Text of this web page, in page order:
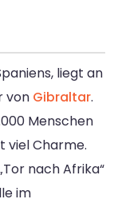
liegt an
von Gibraltar.
Menschen
viel Charme.
nach Afrika“
im